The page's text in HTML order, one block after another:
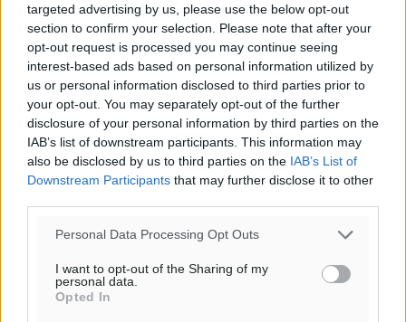
targeted advertising by us, please use the below opt-out
section to confirm your selection. Please note that after your
opt-out request is processed you may continue seeing
interest-based ads based on personal information utilized by
us or personal information disclosed to third parties prior to
your opt-out. You may separately opt-out of the further
disclosure of your personal information by third parties on the
IAB’s list of downstream participants. This information may
also be disclosed by us to third parties on the IAB’s List of
Downstream Participants that may further disclose it to other
Personal Data Processing Opt Outs
I want to opt-out of the Sharing of my
personal data.
Opted In
Τριήμερο εξόδου: Πάνω από 129.000 επιβάτες
αναχωρούν από Πειραιά, Ραφήνα και Λαύριο
Ειδήσεις• πριν 9 ώρες
Τι αλλάζει το χωροταξικό στις τουριστικές επενδύσεις
Τοπικές Ειδήσεις• πριν 9 ώρες
ΥΠΑΑΤ: 12,5 εκατ. ευρώ στις 13 Περιφέρειες για μέτρα
Ποιοι φοιτητές μπορούν να λάβουν ενίσχυση για
στέγη έως 2.500 ευρώ